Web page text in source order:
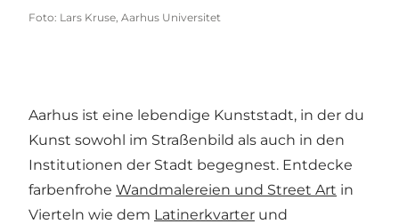
Foto: Lars Kruse, Aarhus Universitet
Aarhus ist eine lebendige Kunststadt, in der du
Kunst sowohl im Straßenbild als auch in den
Institutionen der Stadt begegnest. Entdecke
farbenfrohe Wandmalereien und Street Art in
Vierteln wie dem Latinerkvarter und